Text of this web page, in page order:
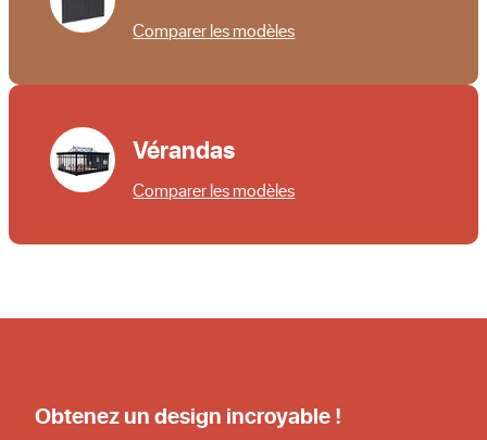
Comparer les modèles
Vérandas
Comparer les modèles
Obtenez un design incroyable !